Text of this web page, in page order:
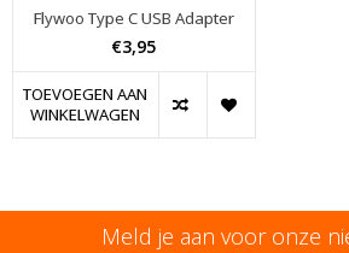
Flywoo Type C USB Adapter
€3,95
TOEVOEGEN AAN
WINKELWAGEN
Meld je aan voor onze